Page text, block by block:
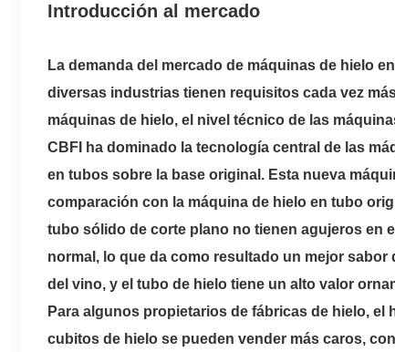
Introducción al mercado
La demanda del mercado de máquinas de hielo
diversas industrias tienen requisitos cada vez
máquinas de hielo, el nivel técnico de las
CBFI ha dominado la tecnología central de las
en tubos sobre la base original. Esta nueva
comparación con la máquina de hielo en tubo
tubo sólido de corte plano no tienen agujeros en
normal, lo que da como resultado un mejor
del vino, y el tubo de hielo tiene un alto valor
Para algunos propietarios de fábricas de hielo,
cubitos de hielo se pueden vender más caros,